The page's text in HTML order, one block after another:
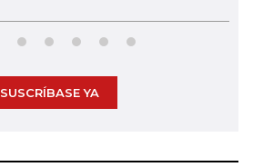
SUSCRÍBASE YA